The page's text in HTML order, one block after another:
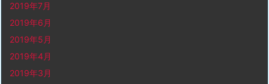
2019年7月
2019年6月
2019年5月
2019年4月
2019年3月